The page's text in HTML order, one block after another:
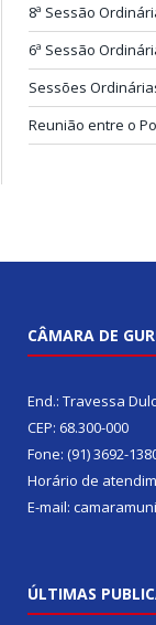
8ª Sessão
6ª Sessão
Sessões
Reunião entre o
CÂMARA DE
End.: Travessa
CEP: 68.300-000
Fone: (91) 3692-
Horário de
E-mail:
ÚLTIMAS